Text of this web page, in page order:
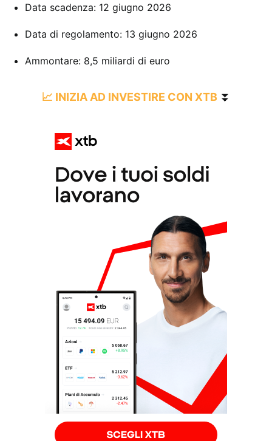
Data scadenza: 12 giugno 2026
Data di regolamento: 13 giugno 2026
Ammontare: 8,5 miliardi di euro
📈 INIZIA AD INVESTIRE CON XTB ⏬